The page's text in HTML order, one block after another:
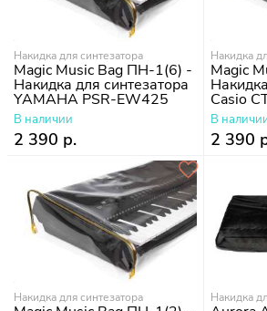
Накидка для синтезатора
Magic Music Bag ПН-1(6) -
Накидка для синтезатора
YAMAHA PSR-EW425
В наличии
2 390 р.
Накидка
Magic
Casio
В
2 390
Накидка для синтезатора Накидка